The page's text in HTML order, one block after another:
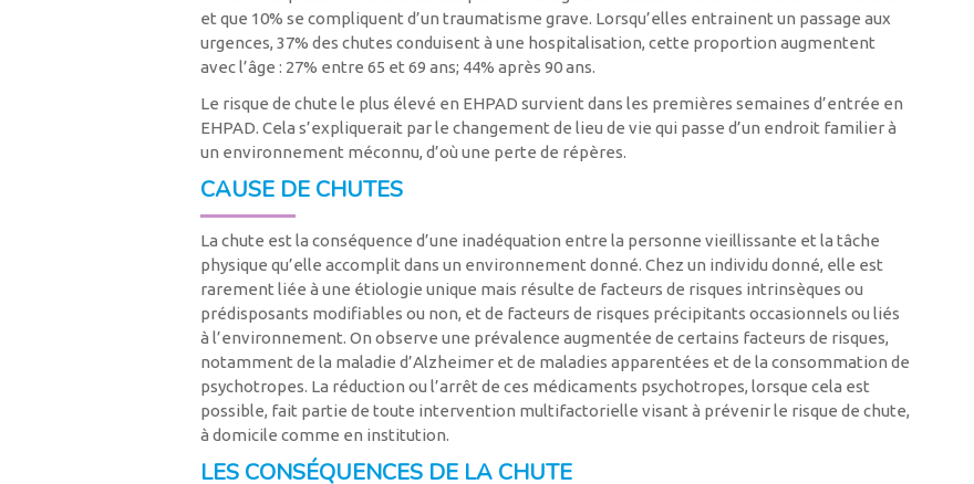
et que 10% se compliquent d’un traumatisme grave. Lorsqu’elles entrainent un passage aux
urgences, 37% des chutes conduisent à une hospitalisation, cette proportion augmentent
avec l’âge : 27% entre 65 et 69 ans; 44% après 90 ans.
Le risque de chute le plus élevé en EHPAD survient dans les premières semaines d’entrée en
EHPAD. Cela s’expliquerait par le changement de lieu de vie qui passe d’un endroit familier à
un environnement méconnu, d’où une perte de répères.
CAUSE DE CHUTES
La chute est la conséquence d’une inadéquation entre la personne vieillissante et la tâche
physique qu’elle accomplit dans un environnement donné. Chez un individu donné, elle est
rarement liée à une étiologie unique mais résulte de facteurs de risques intrinsèques ou
prédisposants modifiables ou non, et de facteurs de risques précipitants occasionnels ou liés
à l’environnement. On observe une prévalence augmentée de certains facteurs de risques,
notamment de la maladie d’Alzheimer et de maladies apparentées et de la consommation de
psychotropes. La réduction ou l’arrêt de ces médicaments psychotropes, lorsque cela est
possible, fait partie de toute intervention multifactorielle visant à prévenir le risque de chute,
à domicile comme en institution.
LES CONSÉQUENCES DE LA CHUTE